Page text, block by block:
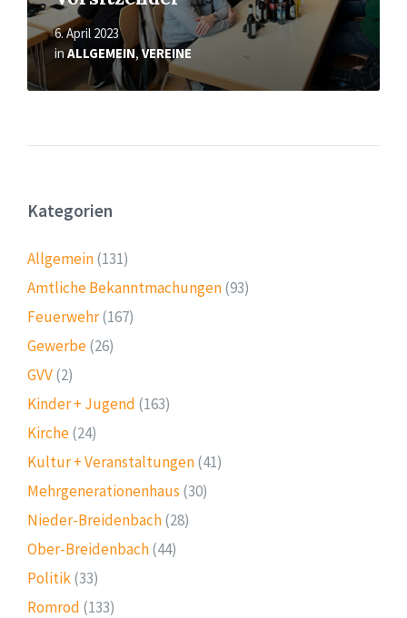
6. April 2023
in ALLGEMEIN,VEREINE
Kategorien
Allgemein(131)
Amtliche Bekanntmachungen(93)
Feuerwehr(167)
Gewerbe(26)
GVV(2)
Kinder + Jugend (163)
Kirche(24)
Kultur + Veranstaltungen(41)
Mehrgenerationenhaus (30)
Nieder-Breidenbach(28)
Ober-Breidenbach(44)
Politik(33)
Romrod (133)